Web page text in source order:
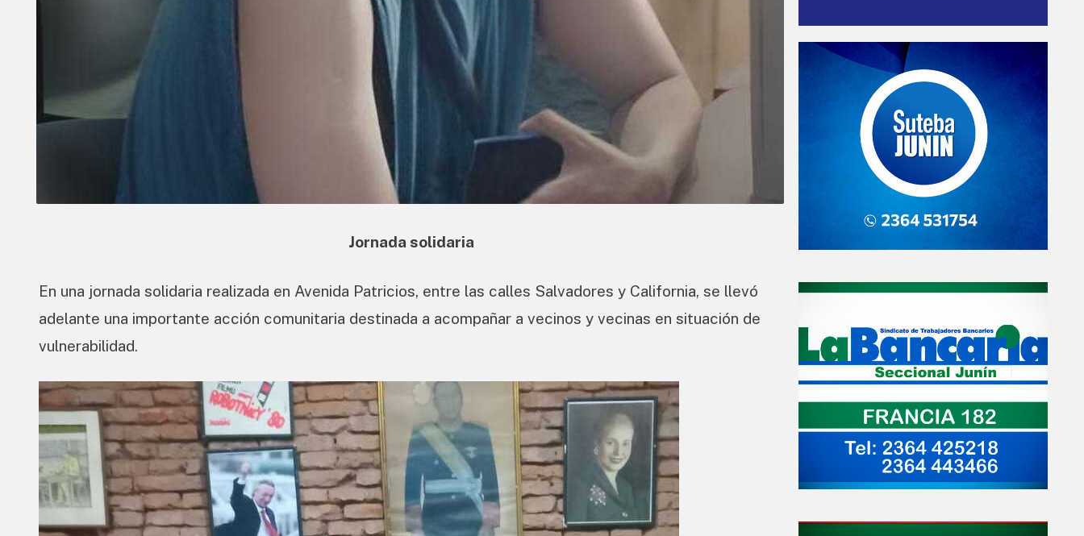
Jornada solidaria
En una jornada solidaria realizada en Avenida Patricios, entre las calles Salvadores y California, se llevó
adelante una importante acción comunitaria destinada a acompañar a vecinos y vecinas en situación de
vulnerabilidad.